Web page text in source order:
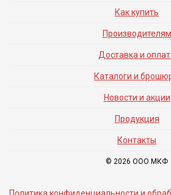
Как купить
Производителям
Доставка и
Каталоги и
Новости и акции
Продукция
Контакты
© 2026 ООО МКФ